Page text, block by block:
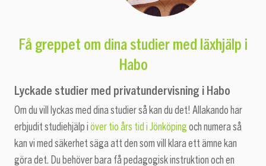
Få greppet om dina studier med läxhjälp i
Habo
Lyckade studier med privatundervisning i Habo
Om du vill lyckas med dina studier så kan du det! Allakando har
erbjudit studiehjälp i över tio års tid i Jönköping och numera så
kan vi med säkerhet säga att den som vill klara ett ämne kan
göra det. Du behöver bara få pedagogisk instruktion och en